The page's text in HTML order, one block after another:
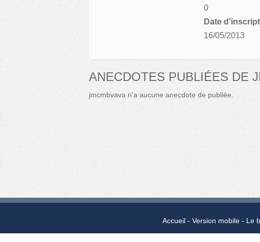
0
Date
16/05/2013
ANECDOTES PUBLIÉES DE
jmcmbvava n'a aucune anecdote de publiée.
Accueil Version mobile Le